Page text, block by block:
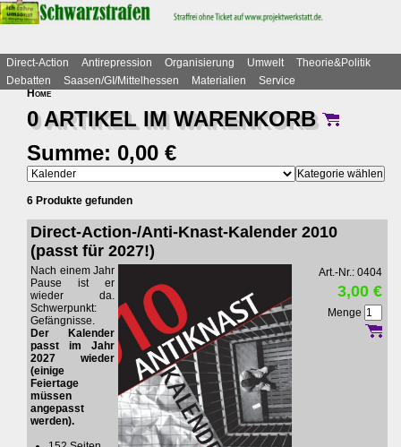
Direct-Action Antirepression Organisierung Umwelt
Theorie&Politik
Debatten
Saasen/GI/Mittelhessen Materialien
Service
Home
0 ARTIKEL IMWARENKORB
Summe: 0,00 €
6 Produkte gefunden
Direct-Action-/Anti-Knast-Kalender 2010
(passt für 2027!)
Nach einem Jahr
Pause ist er
wieder da.
Schwerpunkt:
Gefängnisse.
Der Kalender
passt im Jahr
2027 wieder
(einige
Feiertage
müssen
angepasst
werden).
Art.-Nr.: 0404
3,00 €
Menge